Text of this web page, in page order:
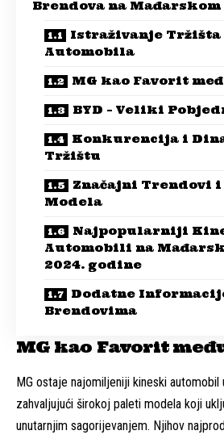
Brendova na
Istraživanje
Automobila
MG kao Favorit
BYD – Veliki
Konkurencija i
Tržištu
Značajni Trendovi i
Modela
Najpopularniji
Automobili na
2024. godine
Dodatne
Brendovima
MG kao Favorit
MG ostaje najomiljeniji kineski automobil
zahvaljujući širokoj paleti modela koji
unutarnjim sagorijevanjem. Njihov